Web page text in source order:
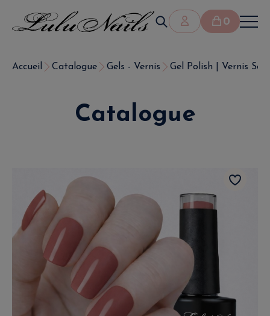
0
Accueil Catalogue Gels - Vernis Gel Polish | Vernis
Catalogue